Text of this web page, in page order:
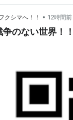
クシマへ！！ • 12時間前
争のない世界！